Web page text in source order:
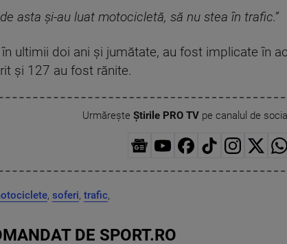
asta și-au luat motocicletă, să nu stea în trafic.”
în ultimii doi ani și jumătate, au fost implicate în
și 127 au fost rănite.
Urmărește Știrile PRO TVpe canalul de
, soferi, trafic,
DE SPORT.RO